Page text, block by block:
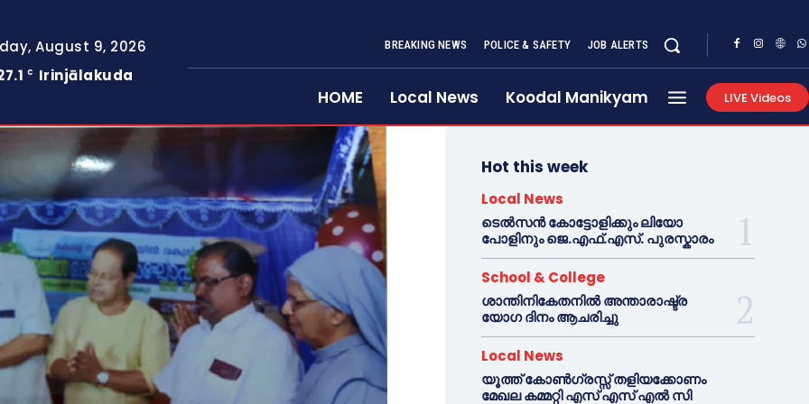
August 9, 2026
C Irinjālakuda
BREAKING NEWS POLICE & SAFETY JOB ALERTS
HOME Local News Koodal Manikyam LIVE Videos
Hot this week
Local News
ടെൽസൻ കോട്ടോളിക്കും ലിയോ
പോളിനും ജെ.എഫ്.എസ്. പുരസ്കാരം
School & College
ശാന്തിനികേതനിൽ അന്താരാഷ്ട്ര
യോഗ ദിനം ആചരിച്ചു
Local News
യൂത്ത് കോൺഗ്രസ്സ് തളിയക്കോണം
മേഖല കമ്മറ്റി എസ് എസ് എൽ സി